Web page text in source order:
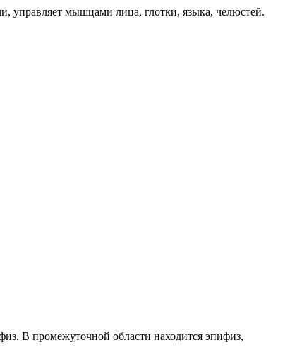
управляет мышцами лица, глотки, языка, челюстей.
В промежуточной области находится эпифиз,